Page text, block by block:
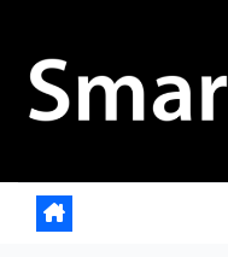
content